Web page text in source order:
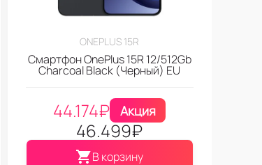
ONEPLUS 15R
Смартфон OnePlus 15R 12/512Gb
Charcoal Black (Черный) EU
44.174₽ Акция
46.499₽
В корзину